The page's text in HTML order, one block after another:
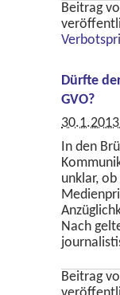
Beitrag
Dürfte
GVO?
In den
unklar,
Nach
Beitrag